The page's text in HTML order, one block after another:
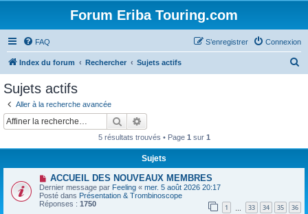
Forum Eriba Touring.com
FAQ Connexion
S’enregistrer
Index du forum Rechercher Sujets actifs
Sujets actifs
Aller à la recherche avancée
Rechercher
5 résultats trouvés • Page 1 sur 1
Sujets
N
o
u
v
e
ACCUEIL DES NOUVEAUX MEMBRES
Dernier message par Feeling « mer. 5 août 2026 20:17
Posté dans Présentation & Trombinoscope
Réponses : 1750 1 33 34 35 36